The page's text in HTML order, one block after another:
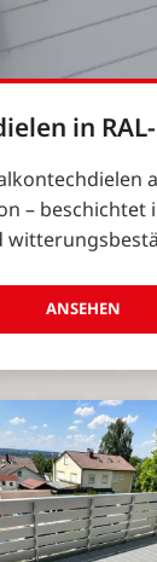
in
– beschichtet
ANSEHEN